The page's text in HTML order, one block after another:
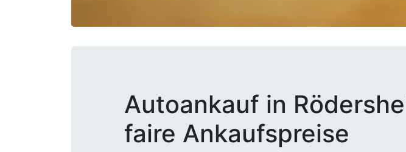
Autoankauf in
faire Ankaufspreise